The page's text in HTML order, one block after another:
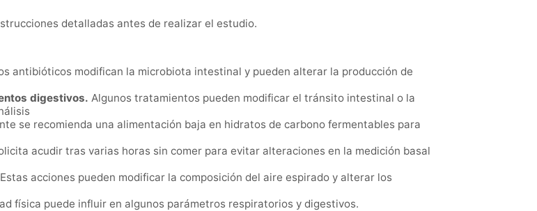
detalladas antes de realizar el estudio.
antibióticos modifican la microbiota intestinal y pueden alterar la producción de
digestivos. Algunos tratamientos pueden modificar el tránsito intestinal o la
se recomienda una alimentación baja en hidratos de carbono fermentables para
acudir tras varias horas sin comer para evitar alteraciones en la medición basal
Estas acciones pueden modificar la composición del aire espirado y alterar los
física puede influir en algunos parámetros respiratorios y digestivos.